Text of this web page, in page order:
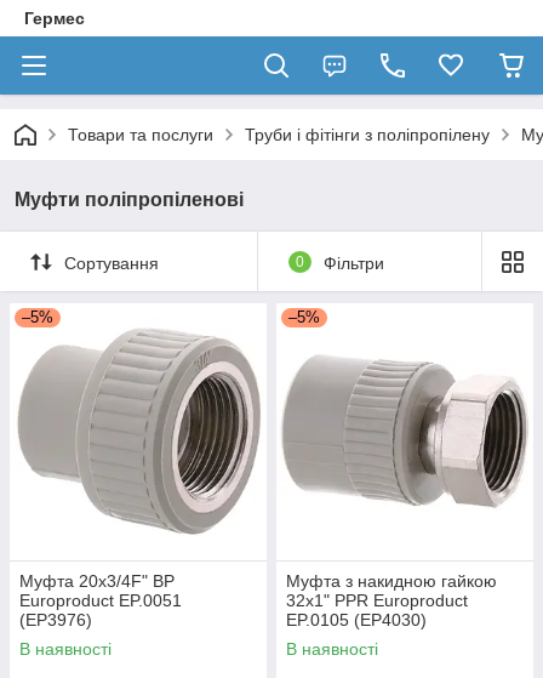
Гермес
Товари та послуги Труби і фітінги з поліпропілену
Муфти поліпропіленові
Сортування 0 Фільтри
–5%
Муфта 20x3/4F" ВР
Europroduct EP.0051
(EP3976)
В наявності
–5%
Муфта з накидною гайкою
32x1" PPR Europroduct
EP.0105 (EP4030)
В наявності